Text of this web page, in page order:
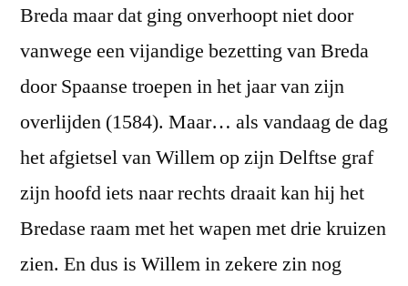
Breda maar dat ging onverhoopt niet door
vanwege een vijandige bezetting van Breda
door Spaanse troepen in het jaar van zijn
overlijden (1584). Maar… als vandaag de dag
het afgietsel van Willem op zijn Delftse graf
zijn hoofd iets naar rechts draait kan hij het
Bredase raam met het wapen met drie kruizen
zien. En dus is Willem in zekere zin nog